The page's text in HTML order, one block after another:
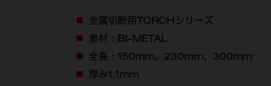
金属切断用TORCHシリーズ
素材：BI-METAL
全長：150mm、230mm、300mm
厚み1.1mm